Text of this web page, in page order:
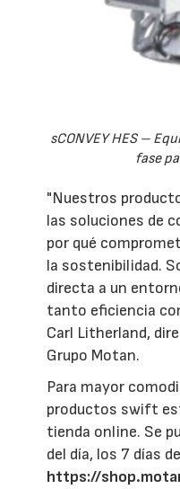
sCONVEY HES –
fase
"Nuestros
las soluciones de
por qué
la sostenibilidad.
directa a un
tanto eficiencia
Carl Litherland,
Grupo Motan.
Para mayor
productos swift
tienda online. Se
del día, los 7 días
https://